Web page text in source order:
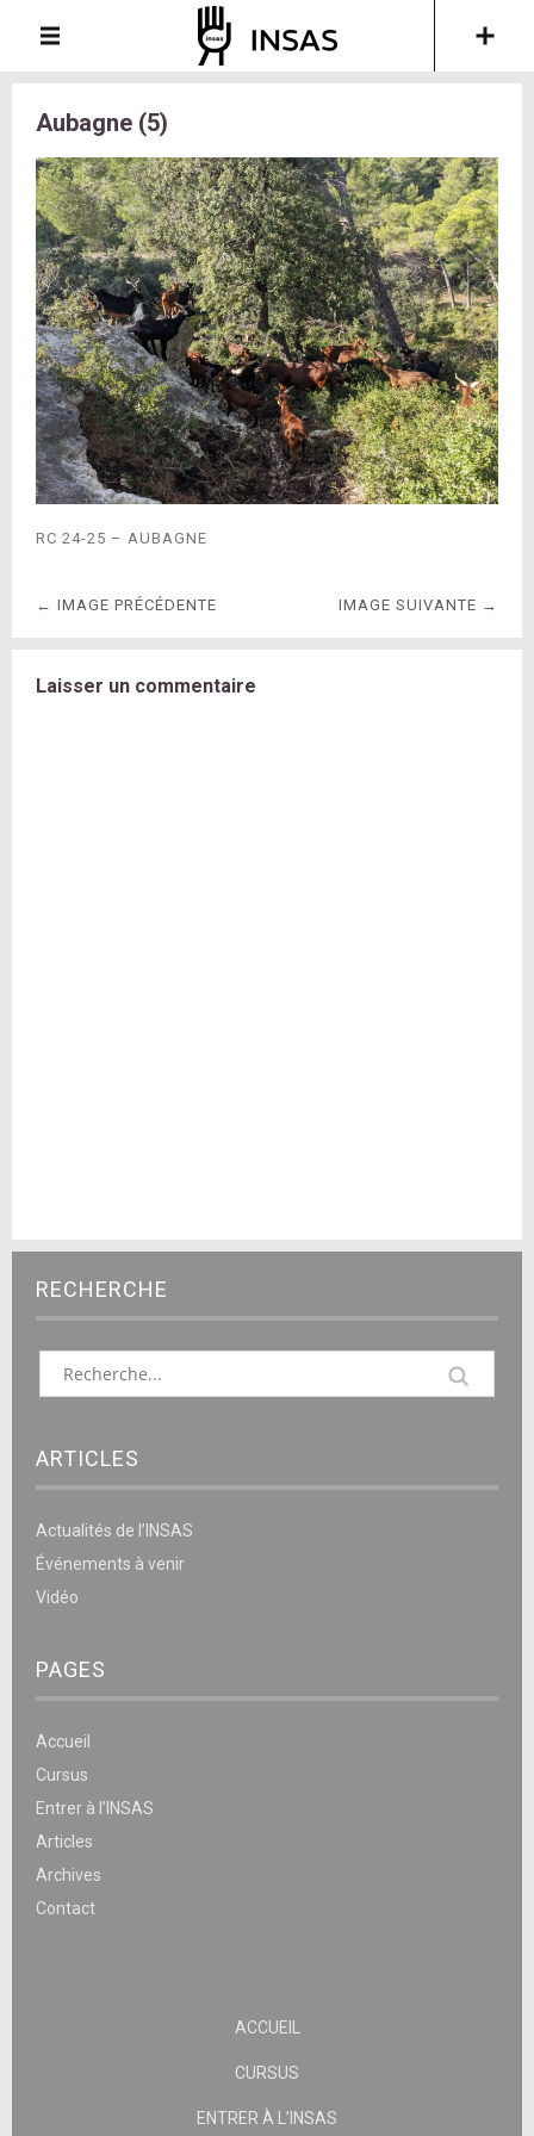
Aubagne (5)
RC 24-25 – AUBAGNE
← IMAGE PRÉCÉDENTE IMAGE SUIVANTE →
Laisser un commentaire
RECHERCHE
ARTICLES
Actualités de l’INSAS
Événements à venir
Vidéo
PAGES
Accueil
Cursus
Entrer à l’INSAS
Articles
Archives
Contact
ACCUEIL
CURSUS
ENTRER À L’INSAS